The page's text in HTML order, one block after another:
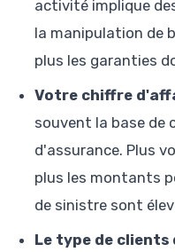
activité implique
la manipulation de
plus les garanties
Votre chiffre
souvent la base de
d'assurance. Plus
plus les montants
de sinistre sont
Le type de clients